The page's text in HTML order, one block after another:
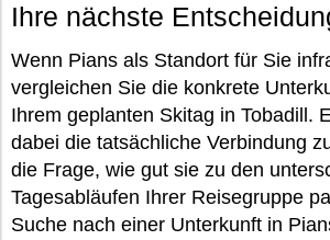
Ihre nächste
Wenn Pians als Standort für Sie
vergleichen Sie die konkrete
Ihrem geplanten Skitag in Tobadill.
dabei die tatsächliche Verbindung
die Frage, wie gut sie zu den
Tagesabläufen Ihrer Reisegruppe
Suche nach einer Unterkunft in